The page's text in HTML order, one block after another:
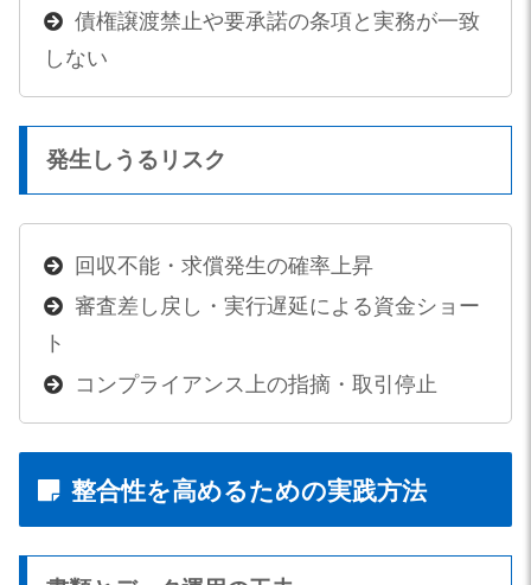
債権譲渡禁止や要承諾の条項と実務が一致
しない
発生しうるリスク
回収不能・求償発生の確率上昇
審査差し戻し・実行遅延による資金ショー
ト
コンプライアンス上の指摘・取引停止
整合性を高めるための実践方法